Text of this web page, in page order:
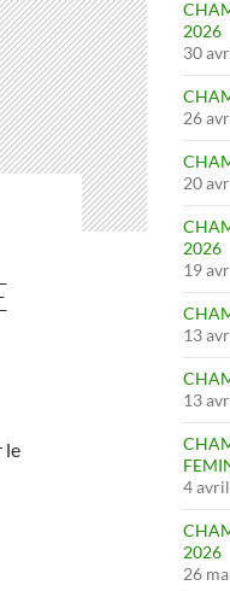
le
2026
30
26
20
2026
19
13
13
4
2026
26